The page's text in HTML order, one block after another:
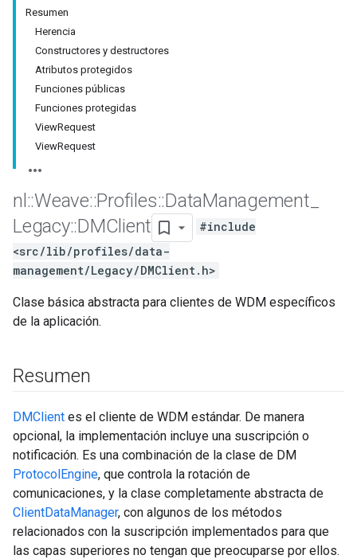
Resumen
Herencia
Constructores y destructores
Atributos protegidos
Funciones públicas
Funciones protegidas
ViewRequest
ViewRequest
nl ::Weave::Profiles::DataManagement
Legacy::DMClient
#include
<src/lib/profiles/data-
management/Legacy/DMClient.h>
Clase básica abstracta para clientes de WDM específicos
de la aplicación.
Resumen
DMClient es el cliente de WDM estándar. De manera
opcional, la implementación incluye una suscripción o
notificación. Es una combinación de la clase de DM
ProtocolEngine, que controla la rotación de
comunicaciones, y la clase completamente abstracta de
ClientDataManager, con algunos de los métodos
relacionados con la suscripción implementados para que
las capas superiores no tengan que preocuparse por ellos.